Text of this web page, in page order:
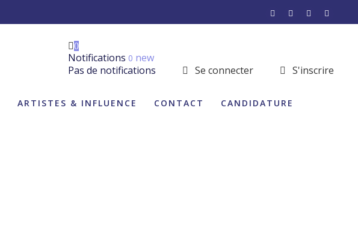
0
Notifications 0 new
Pas de notifications
Se connecter S'inscrire
ARTISTES & INFLUENCE CONTACT CANDIDATURE